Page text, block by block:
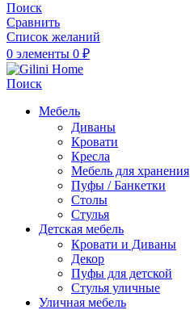
Поиск
Сравнить
Список желаний
0 элементы 0 ₽
Поиск
Мебель
Диваны
Кровати
Кресла
Мебель для хранения
Пуфы / Банкетки
Столы
Стулья
Детская мебель
Кровати и Диваны
Декор
Пуфы для детской
Стулья уличные
Уличная мебель